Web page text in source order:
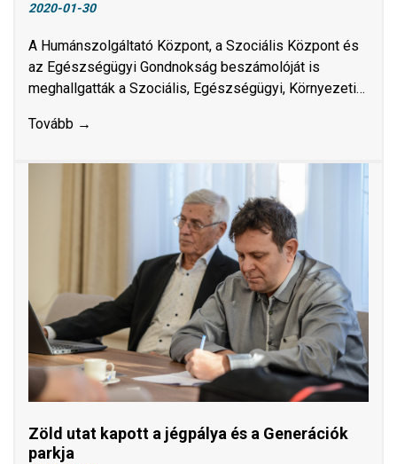
2020-01-30
​​​​​​​A Humánszolgáltató Központ, a Szociális Központ és
az Egészségügyi Gondnokság beszámolóját is
meghallgatták a Szociális, Egészségügyi, Környezeti…
Tovább →
Zöld utat kapott a jégpálya és a Generációk
parkja